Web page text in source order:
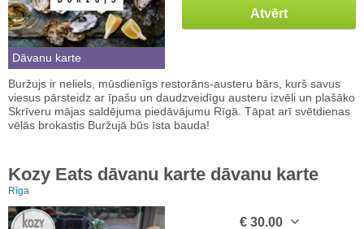
Dāvanu karte
Atvērt
Buržujs ir neliels, mūsdienīgs restorāns-austeru bārs, kurš savus
viesus pārsteidz ar īpašu un daudzveidīgu austeru izvēli un plašāko
Skrīveru mājas saldējuma piedāvājumu Rīgā. Tāpat arī svētdienas
vēlās brokastis Buržujā būs īsta bauda!
Kozy Eats dāvanu karte dāvanu karte
Rīga
€ 30.00